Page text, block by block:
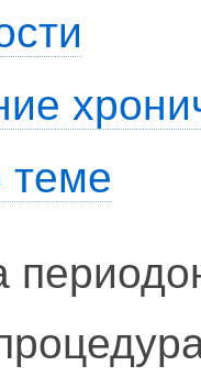
теме